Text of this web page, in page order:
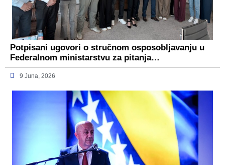
Potpisani ugovori o stručnom osposobljavanju u
Federalnom ministarstvu za pitanja…
9 Juna, 2026